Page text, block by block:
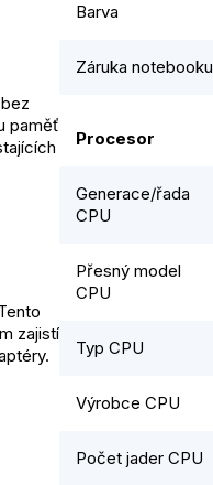
paměť
zajistí
Barva
Záruka notebooku
Procesor
Generace/řada
CPU
Přesný model
CPU
Typ CPU
Výrobce CPU
Počet jader CPU